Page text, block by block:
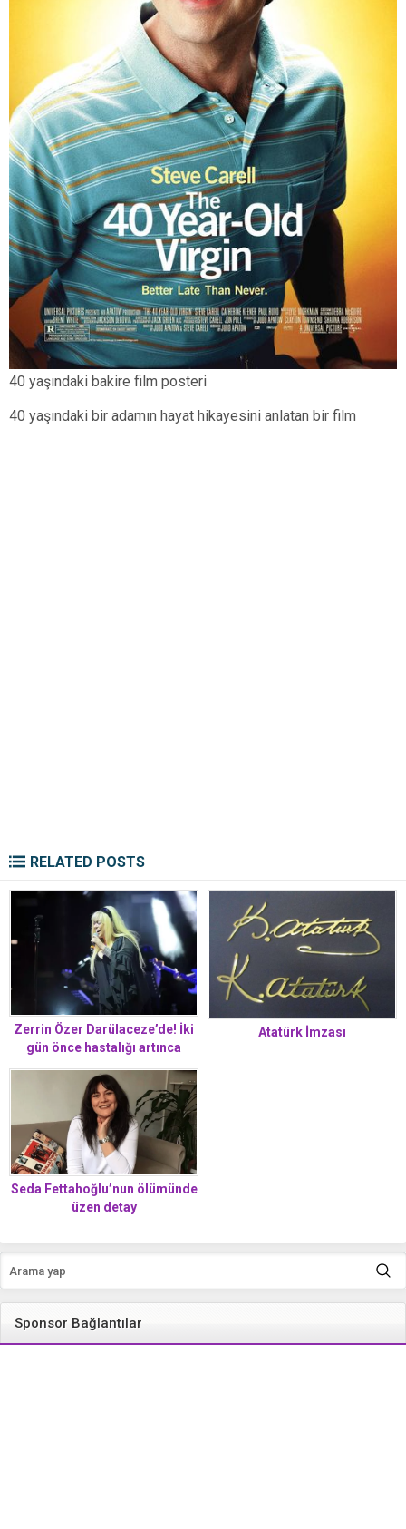
40 yaşındaki bakire film posteri
40 yaşındaki bir adamın hayat hikayesini anlatan bir film
RELATED POSTS
Zerrin Özer Darülaceze’de! İki
gün önce hastalığı artınca
kendi istedi, özel oda tahsis
edildi
Atatürk İmzası
Seda Fettahoğlu’nun ölümünde
üzen detay
Sponsor Bağlantılar